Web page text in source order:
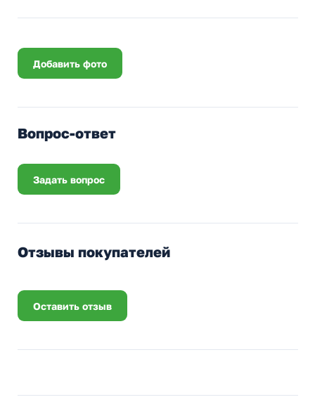
Добавить фото
Вопрос-ответ
Задать вопрос
Отзывы покупателей
Оставить отзыв